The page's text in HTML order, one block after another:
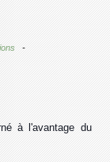
à l'avantage du